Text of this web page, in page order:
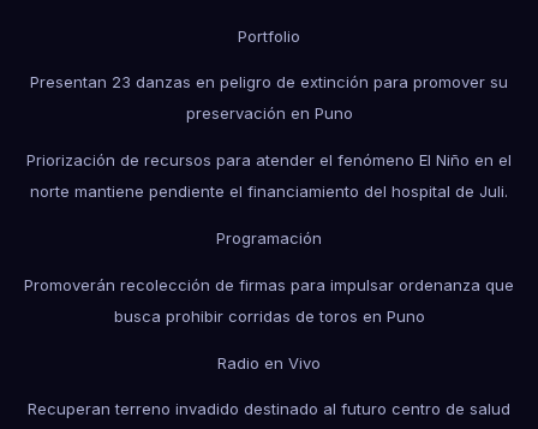
Portfolio
Presentan 23 danzas en peligro de extinción para promover su
preservación en Puno
Priorización de recursos para atender el fenómeno El Niño en el
norte mantiene pendiente el financiamiento del hospital de Juli.
Programación
Promoverán recolección de firmas para impulsar ordenanza que
busca prohibir corridas de toros en Puno
Radio en Vivo
Recuperan terreno invadido destinado al futuro centro de salud